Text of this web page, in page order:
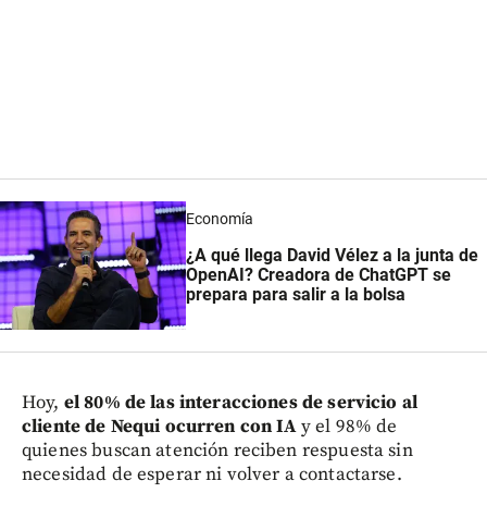
Economía
¿A qué llega David Vélez a la junta de
OpenAI? Creadora de ChatGPT se
prepara para salir a la bolsa
Hoy, el 80% de las interacciones de servicio al
cliente de Nequi ocurren con IAy el 98% de
quienes buscan atención reciben respuesta sin
necesidad de esperar ni volver a contactarse.